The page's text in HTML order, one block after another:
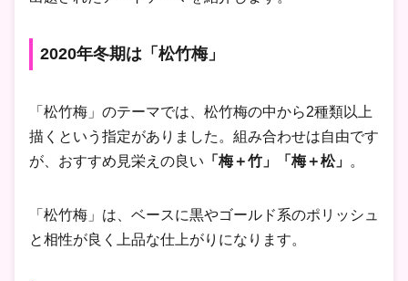
2020年冬期は「松竹梅」
「松竹梅」のテーマでは、松竹梅の中から2種類以上
描くという指定がありました。組み合わせは自由です
が、おすすめ見栄えの良い 「梅＋竹」「梅＋松」 。
「松竹梅」は、ベースに黒やゴールド系のポリッシュ
と相性が良く上品な仕上がりになります。